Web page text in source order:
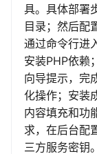
具。具体部署
目录；然后配
通过命令行进
安装PHP依赖
向导提示，完
化操作；安装
内容填充和功
求，在后台配
三方服务密钥。